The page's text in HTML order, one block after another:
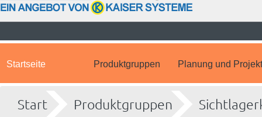
Startseite Produktgruppen Planung und
Start Produktgruppen